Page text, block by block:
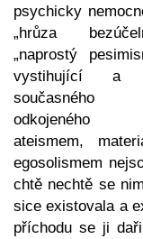
psychicky
„hrůza
„naprostý
vystihující
současného
odkojeného
ateismem,
egosolismem
chtě nechtě se
sice existovala a
příchodu se ji